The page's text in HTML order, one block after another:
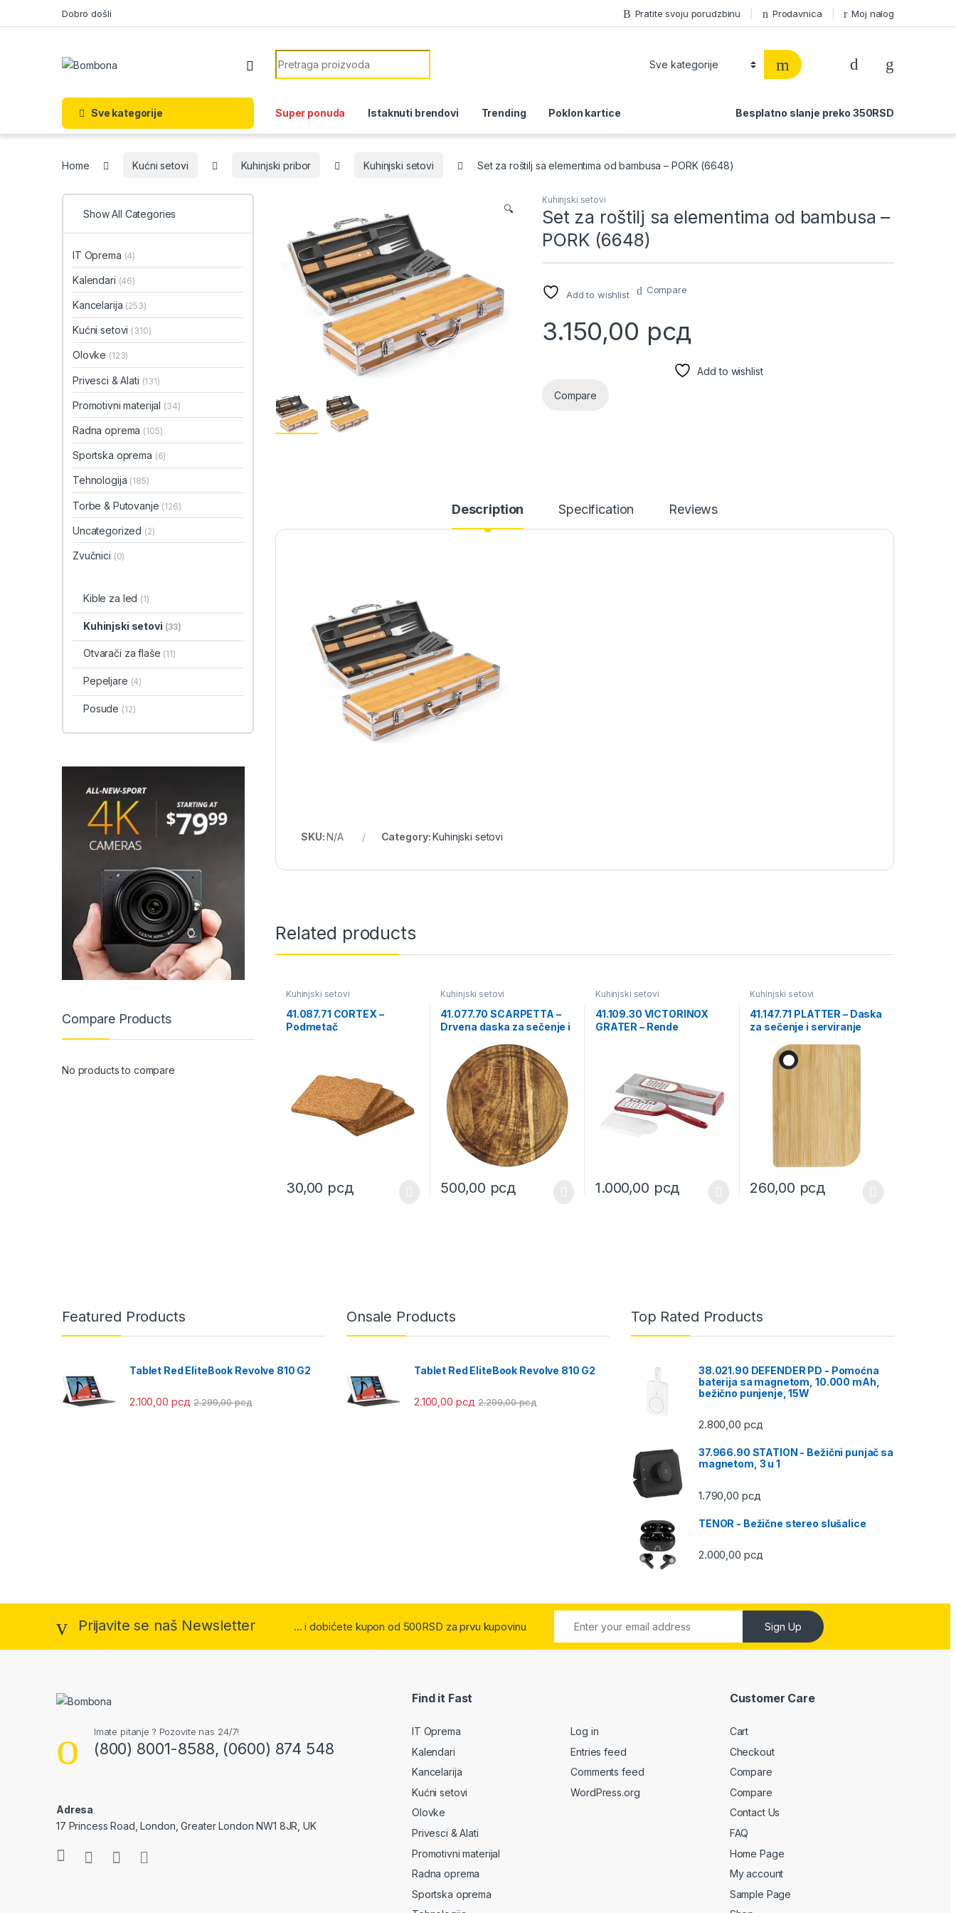
Dobro došli Pratite svoju porudzbinu Prodavnica Moj nalog
Search for:
Sve kategorije Super ponuda Istaknuti brendovi Trending Poklon kartice Besplatno slanje preko 350RSD
Home Kućni setovi Kuhinjski pribor Kuhinjski setovi Set za roštilj sa elementima od bambusa – PORK (6648)
🔍
Kuhinjski setovi
Set za roštilj sa elementima od bambusa –
PORK (6648)
Add to wishlist Compare
3.150,00 рсд
Add to wishlist
Compare
Description Specification Reviews
SKU:N/A Category:Kuhinjski setovi
Related products
Kuhinjski setovi
41.087.71 CORTEX –
Podmetač
30,00 рсд
Kuhinjski setovi
41.077.70 SCARPETTA –
Drvena daska za sečenje i
500,00 рсд
Kuhinjski setovi
41.109.30 VICTORINOX
GRATER – Rende
1.000,00 рсд
Kuhinjski setovi
41.147.71 PLATTER – Daska
za sečenje i serviranje
260,00 рсд
Show All Categories
IT Oprema (4)
Kalendari (46)
Kancelarija (253)
Kućni setovi (310)
Olovke (123)
Privesci & Alati (131)
Promotivni materijal (34)
Radna oprema (105)
Sportska oprema (6)
Tehnologija (185)
Torbe & Putovanje (126)
Uncategorized (2)
Zvučnici (0)
Kible za led (1)
Kuhinjski setovi (33)
Otvarači za flaše (11)
Pepeljare (4)
Posude (12)
Compare Products
No products to compare
Featured Products
Tablet Red EliteBook Revolve 810 G2
2.100,00 рсд 2.299,00рсд
Onsale Products
Tablet Red EliteBook Revolve 810 G2
2.100,00 рсд 2.299,00рсд
Top Rated Products
38.021.90 DEFENDER PD - Pomoćna
baterija sa magnetom, 10.000 mAh,
bežično punjenje, 15W
2.800,00 рсд
37.966.90 STATION - Bežični punjač sa
magnetom, 3 u 1
1.790,00 рсд
TENOR - Bežične stereo slušalice
2.000,00 рсд
Prijavite se naš Newsletter ... i dobićete kupon od 500RSD za prvu kupovinu Sign Up
Imate pitanje ? Pozovite nas 24/7!
(800) 8001-8588, (0600) 874 548
Adresa
17 Princess Road, London, Greater London NW1 8JR, UK
Find it Fast
IT Oprema
Kalendari
Kancelarija
Kućni setovi
Olovke
Privesci & Alati
Promotivni materijal
Radna oprema
Sportska oprema
Log in
Entries feed
Comments feed
WordPress.org
Customer Care
Cart
Checkout
Compare
Compare
Contact Us
FAQ
Home Page
My account
Sample Page